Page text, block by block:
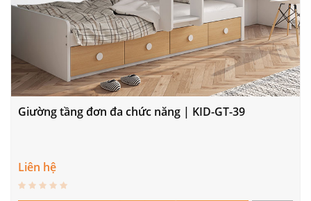
Giường tầng đơn đa chức năng | KID-GT-39
Liên hệ